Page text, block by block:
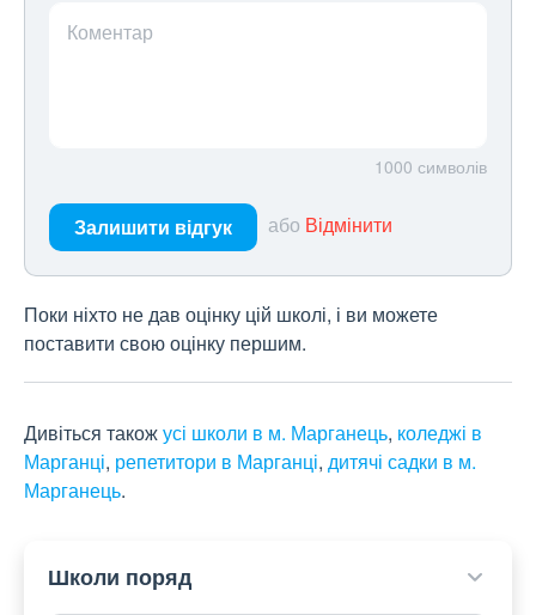
Коментар
1000 символів
Залишити відгук або Відмінити
Поки ніхто не дав оцінку цій школі, і ви можете
поставити свою оцінку першим.
Дивіться такожусі школи в м. Марганець, коледжі в
Марганці, репетитори в Марганці, дитячі садки в м.
Марганець.
Школи поряд